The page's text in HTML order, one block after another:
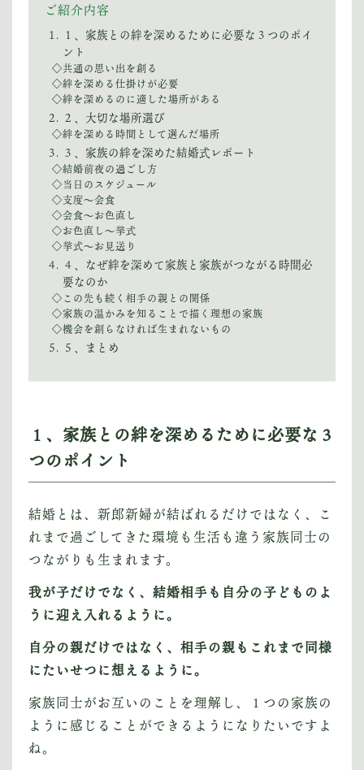
ご紹介内容
１、家族との絆を深めるために必要な３つのポイ
ント
◇共通の思い出を創る
◇絆を深める仕掛けが必要
◇絆を深めるのに適した場所がある
２、大切な場所選び
◇絆を深める時間として選んだ場所
３、家族の絆を深めた結婚式レポート
◇結婚前夜の過ごし方
◇当日のスケジュール
◇支度〜会食
◇会食〜お色直し
◇お色直し〜挙式
◇挙式〜お見送り
４、なぜ絆を深めて家族と家族がつながる時間必
要なのか
◇この先も続く相手の親との関係
◇家族の温かみを知ることで描く理想の家族
◇機会を創らなければ生まれないもの
５、まとめ
１、家族との絆を深めるために必要な３
つのポイント
結婚とは、新郎新婦が結ばれるだけではなく、こ
れまで過ごしてきた環境も生活も違う家族同士の
つながりも生まれます。
我が子だけでなく、結婚相手も自分の子どものよ
うに迎え入れるように。
自分の親だけではなく、相手の親もこれまで同様
にたいせつに想えるように。
家族同士がお互いのことを理解し、１つの家族の
ように感じることができるようになりたいですよ
ね。